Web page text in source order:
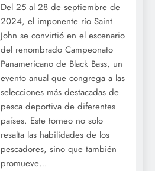
Del 25 al 28 de septiembre de
2024, el imponente río Saint
John se convirtió en el escenario
del renombrado Campeonato
Panamericano de Black Bass, un
evento anual que congrega a las
selecciones más destacadas de
pesca deportiva de diferentes
países. Este torneo no solo
resalta las habilidades de los
pescadores, sino que también
promueve…